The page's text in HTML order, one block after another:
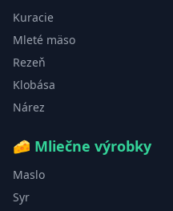
Kuracie
Mleté mäso
Rezeň
Klobása
Nárez
🧀 Mliečne výrobky
Maslo
Syr